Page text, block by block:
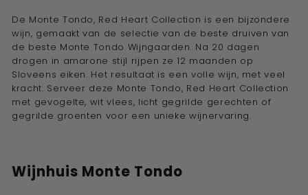
De Monte Tondo, Red Heart Collection is een bijzondere
wijn, gemaakt van de selectie van de beste druiven van
de beste Monte Tondo Wijngaarden. Na 20 dagen
drogen in amarone stijl rijpen ze 12 maanden op
Sloveens eiken. Het resultaat is een volle wijn, met veel
kracht. Serveer deze Monte Tondo, Red Heart Collection
met gevogelte, wit vlees, licht gegrilde gerechten of
gegrilde groenten voor een unieke wijnervaring.
Wijnhuis Monte Tondo